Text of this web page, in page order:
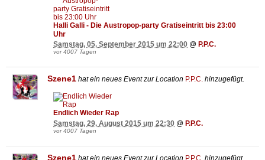
Halli Galli - Die Austropop-party Gratiseintritt bis 23:00
Uhr
Samstag, 05. September 2015 um 22:00 @ P.P.C.
vor 4007 Tagen
Szene1 hat ein neues Event zur Location P.P.C. hinzugefügt.
Endlich Wieder Rap
Samstag, 29. August 2015 um 22:30 @ P.P.C.
vor 4007 Tagen
Szene1 hat ein neues Event zur Location P.P.C. hinzugefügt.